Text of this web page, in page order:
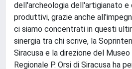
dell'archeologia dell'artigianato e
produttivi, grazie anche
ci siamo concentrati in questi
sinergia tra chi scrive, la
Siracusa e la direzione del
Regionale P. Orsi di Siracusa ha